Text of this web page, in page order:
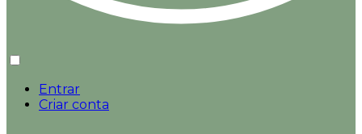
Entrar
Criar conta